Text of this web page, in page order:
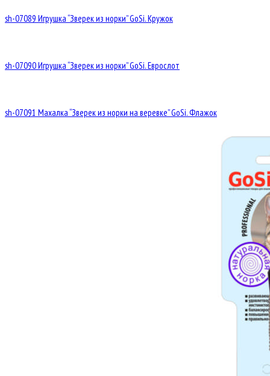
sh-07089 Игрушка “Зверек из норки” GoSi. Кружок
sh-07090 Игрушка “Зверек из норки” GoSi. Еврослот
sh-07091 Махалка “Зверек из норки на веревке” GoSi. Флажок